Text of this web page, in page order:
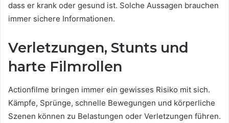
dass er krank oder gesund ist. Solche Aussagen brauchen
immer sichere Informationen.
Verletzungen, Stunts und
harte Filmrollen
Actionfilme bringen immer ein gewisses Risiko mit sich.
Kämpfe, Sprünge, schnelle Bewegungen und körperliche
Szenen können zu Belastungen oder Verletzungen führen.